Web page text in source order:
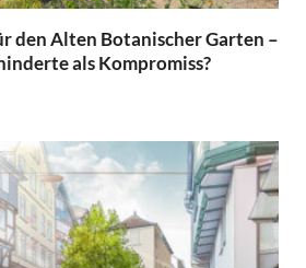
den Alten Botanischer Garten –
als Kompromiss?